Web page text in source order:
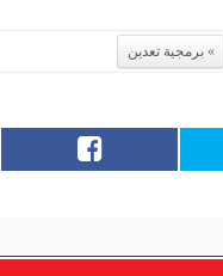
برمجية تعدين